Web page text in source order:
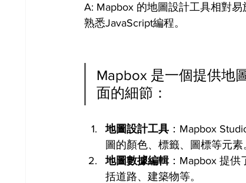
A: Mapbox 的地圖設計工具相對
熟悉JavaScript編程。
Mapbox 是一個提供地
面的細節：
地圖設計工具 ：Mapbox
圖的顏色、標籤、圖標等元素
地圖數據編輯：Mapbox 提供
括道路、建築物等。